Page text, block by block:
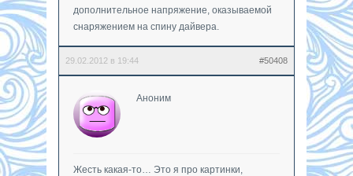
дополнительное напряжение, оказываемой
снаряжением на спину дайвера.
29.02.2012 в 19:44 #50408
Аноним
Жесть какая-то… Это я про картинки,